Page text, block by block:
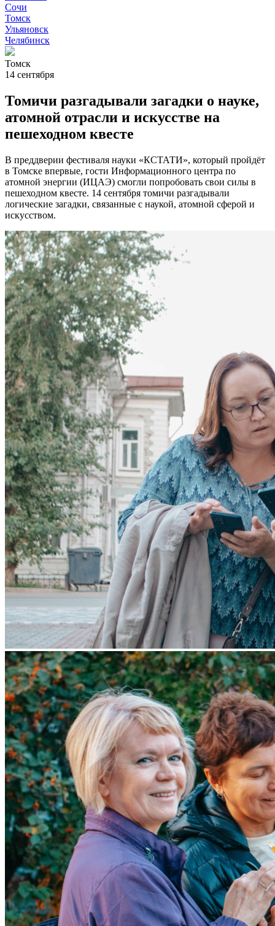
Сочи
Томск
Ульяновск
Челябинск
Томск
14 сентября
Томичи разгадывали загадки о науке,
атомной отрасли и искусстве на
пешеходном квесте
В преддверии фестиваля науки «КСТАТИ», который пройдёт
в Томске впервые, гости Информационного центра по
атомной энергии (ИЦАЭ) смогли попробовать свои силы в
пешеходном квесте. 14 сентября томичи разгадывали
логические загадки, связанные с наукой, атомной сферой и
искусством.